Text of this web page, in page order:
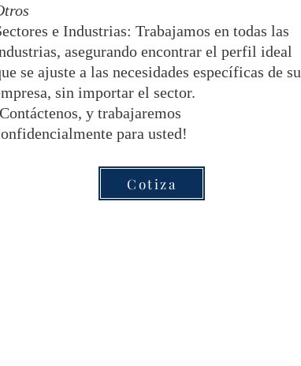
e Industrias: Trabajamos en todas las
asegurando encontrar el perfil ideal
se ajuste a las necesidades específicas de su
sin importar el sector.
y trabajaremos
para usted!
Cotiza